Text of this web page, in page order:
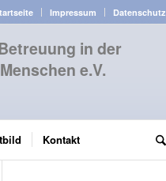
Impressum Datenschutz
in der
e.V.
Kontakt